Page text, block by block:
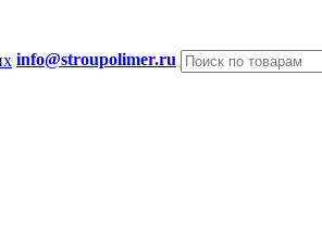
info@stroupolimer.ru